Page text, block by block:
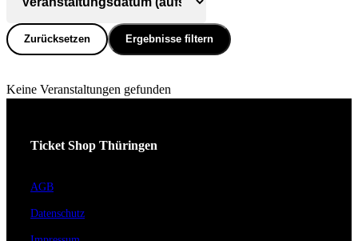
Zurücksetzen Ergebnisse filtern
Keine Veranstaltungen gefunden
Ticket Shop Thüringen
AGB
Datenschutz